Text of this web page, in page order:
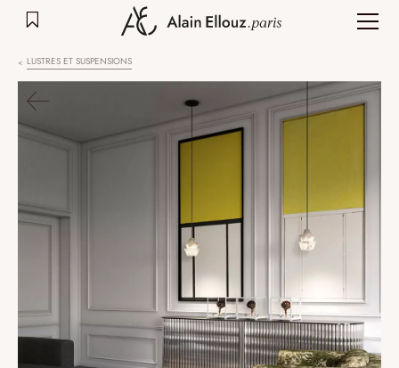
LUSTRES ET SUSPENSIONS